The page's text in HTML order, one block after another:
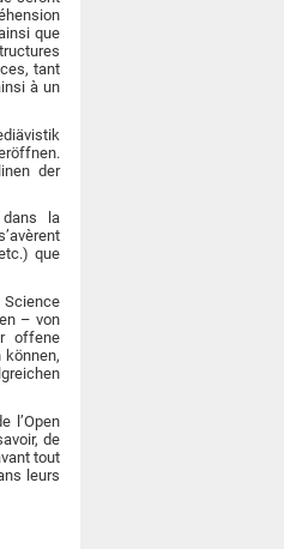
que
tant
à un
der
dans la
que
Science
– von
offene
können,
l’Open
de
tout
leurs